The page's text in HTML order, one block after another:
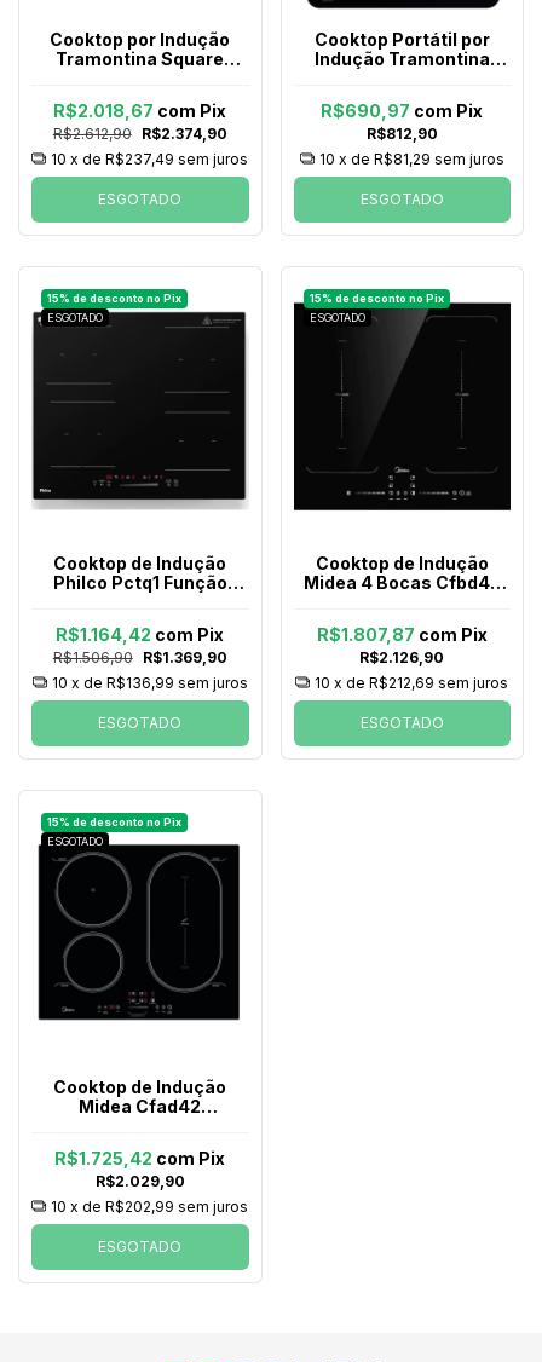
Cooktop por Indução
Tramontina Square
R$2.612,90 R$2.374,90
R$2.018,67 com Pix
10 x deR$237,49 sem juros
ESGOTADO
Cooktop Portátil por
Indução Tramontina
Preto 127v
R$812,90
R$690,97 com Pix
10 x de R$81,29 sem juros
ESGOTADO
ESGOTADO
Cooktop de Indução
Philco Pctq1 Função
R$1.506,90 R$1.369,90
R$1.164,42 com Pix
10 x de R$136,99 sem juros
ESGOTADO
ESGOTADO
Cooktop de Indução
Midea 4 Bocas Cfbd42
R$2.126,90
R$1.807,87 com Pix
10 x deR$212,69 sem juros
ESGOTADO
ESGOTADO
Cooktop de Indução
Midea Cfad42
220v
R$2.029,90
R$1.725,42 com Pix
10 x deR$202,99 sem juros
ESGOTADO